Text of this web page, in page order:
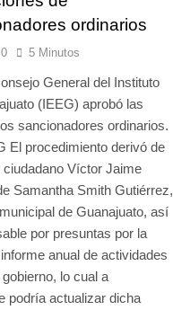
ordinarios
0 5 Minutos
General del Instituto
(IEEG) aprobó las
sancionadores ordinarios.
El procedimiento derivó de
ciudadano Víctor Jaime
Samantha Smith Gutiérrez,
de Guanajuato, así
por presuntas por la
anual de actividades
lo cual a
podría actualizar dicha